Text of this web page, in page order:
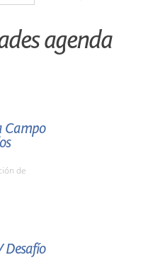
agenda
Campo
de
Desafío